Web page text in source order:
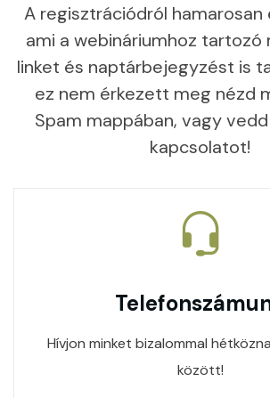
A regisztrációdról hamarosan
ami a webináriumhoz
linket és naptárbejegyzést is
ez nem érkezett meg nézd
Spam mappában, vagy
kapcsolatot!
Hívjon minket bizalommal
között!